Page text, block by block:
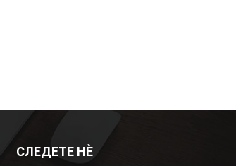
СЛЕДЕТЕ НЀ